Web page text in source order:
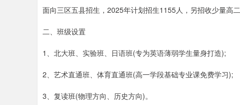
面向三区五县招生，2025年计划招生1155人，另招收少量高二
二、班级设置
1、北大班、实验班、日语班(专为英语薄弱学生量身打造);
2、艺术直通班、体育直通班(高一学段基础专业课免费学习);
3、复读班(物理方向、历史方向)。